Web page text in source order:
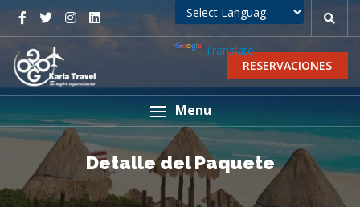
RESERVACIONES
Menu
Powered by
Translate
Detalle del Paquete